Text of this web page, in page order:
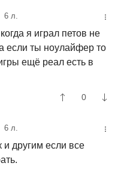
6 л.
я играл петов не
если ты ноулайфер то
ещё реал есть в
0
6 л.
и другим если все